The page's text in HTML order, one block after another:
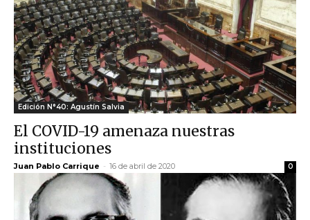
Edición N°40: Agustín Salvia
El COVID-19 amenaza nuestras
instituciones
Juan Pablo Carrique - 16 de abril de 2020 0